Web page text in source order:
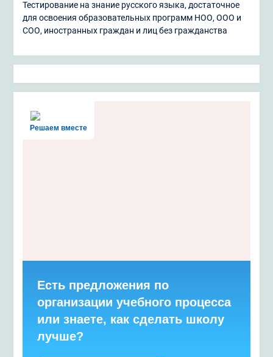
Тестирование на знание русского языка, достаточное
для освоения образовательных программ НОО, ООО и
СОО, иностранных граждан и лиц без гражданства
Решаем вместе
Есть предложения по
организации учебного процесса
или знаете, как сделать школу
лучше?